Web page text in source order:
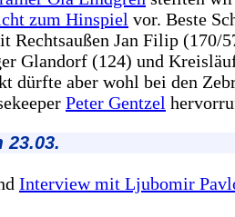
zum Hinspiel vor. Beste
Rechtsaußen Jan Filip (170/
Glandorf (124) und
dürfte aber wohl bei den
Peter Gentzel
Interview mit Ljubomir